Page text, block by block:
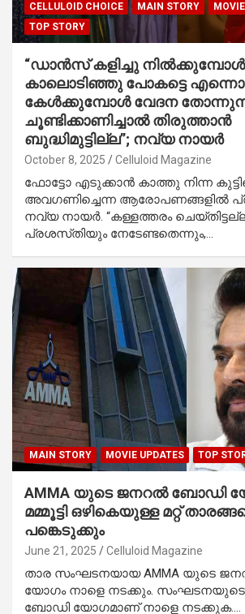
CELLULOID CHOICE MAIN STORY
TOP STORY
“ഡാൻസ് കളിച്ചു
കാലൊടിഞ്ഞു പോകട്ടെ
കേൾക്കുമ്പോൾ വേദന
ചൂണ്ടിക്കാണിച്ചാൽ തിരുത്താൻ
ബുദ്ധിമുട്ടില്ല”; നവ്യ നായർ
October 8, 2025 Celluloid Magazine
ഫോട്ടോ എടുക്കാൻ കാത്തു നിന്ന
അവഗണിച്ചെന്ന ആരോപണങ്ങളിൽ
നവ്യ നായർ. “കള്ളത്തരം
പ്രശസ്‌തിയും നേടേണ്ടതെന്നും,…
MAIN STORY MOVIE UPDATES TOP
AMMA യുടെ ജനറൽ ബോഡി
മമ്മൂട്ടി ഒഴികെയുള്ള മറ്റ്
പങ്കെടുക്കും
June 21, 2025 Celluloid Magazine
താര സംഘടനയായ AMMA യുടെ
യോഗം നാളെ നടക്കും. സംഘടനയുടെ
ബോഡി യോഗമാണ് നാളെ നടക്കുക.…